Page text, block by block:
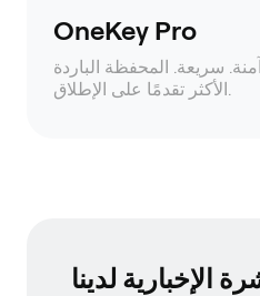
OneKey Pro
آمنة. سريعة. المحفظة الباردة
الإخبارية لدينا